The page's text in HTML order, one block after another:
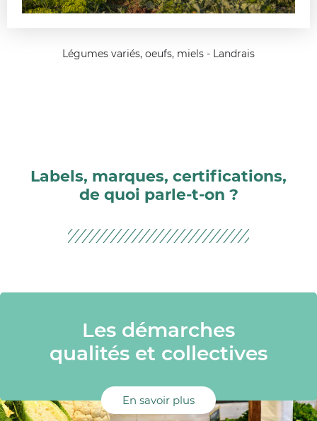
Légumes variés, oeufs, miels - Landrais
Labels, marques, certifications,
de quoi parle-t-on ?
Les démarches
qualités et collectives
En savoir plus